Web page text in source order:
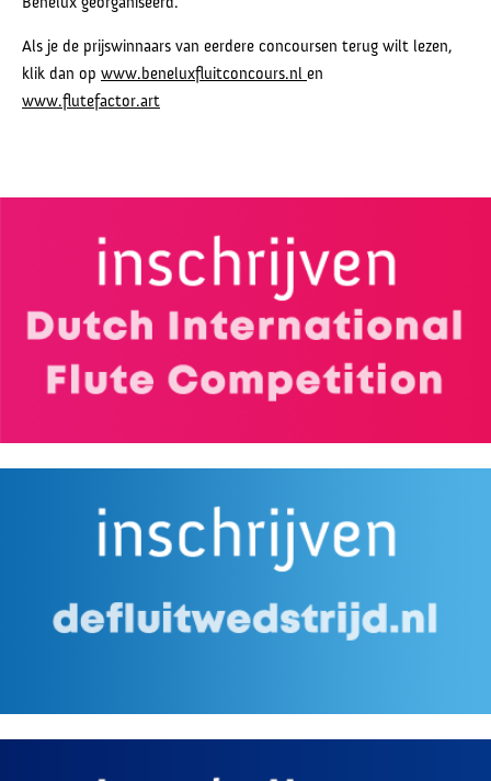
Als je de prijswinnaars van eerdere concoursen terug wilt lezen,
klik dan op www.beneluxfluitconcours.nl en
www.flutefactor.art